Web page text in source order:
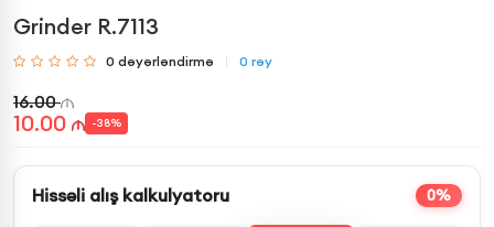
Grinder R.7113
0 dəyərləndirmə 0 rəy
16.00
10.00 -38%
Hissəli alış kalkulyatoru 0%